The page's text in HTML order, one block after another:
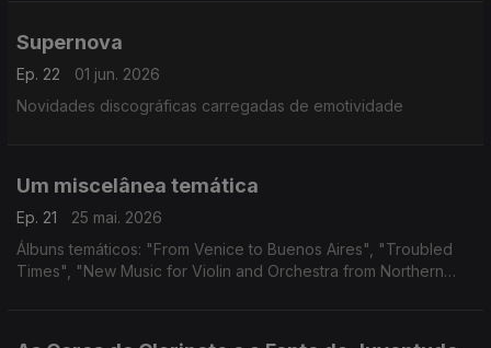
Supernova
Ep. 22
01 jun. 2026
Novidades discográficas carregadas de emotividade
Um miscelânea temática
Ep. 21
25 mai. 2026
Álbuns temáticos: "From Venice to Buenos Aires", "Troubled
Times", "New Music for Violin and Orchestra from Northern